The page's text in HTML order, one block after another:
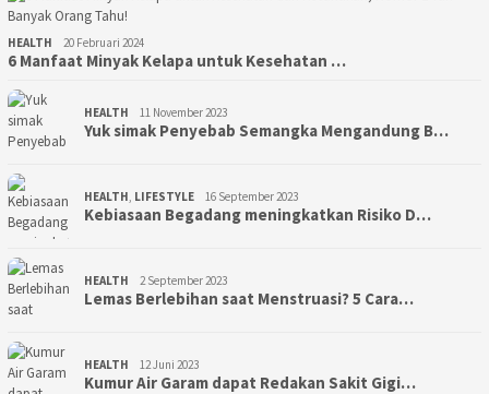
HEALTH 20 Februari 2024
6 Manfaat Minyak Kelapa untuk Kesehatan …
HEALTH 11 November 2023
Yuk simak Penyebab Semangka Mengandung B…
HEALTH, LIFESTYLE 16 September 2023
Kebiasaan Begadang meningkatkan Risiko D…
HEALTH 2 September 2023
Lemas Berlebihan saat Menstruasi? 5 Cara…
HEALTH 12 Juni 2023
Kumur Air Garam dapat Redakan Sakit Gigi…